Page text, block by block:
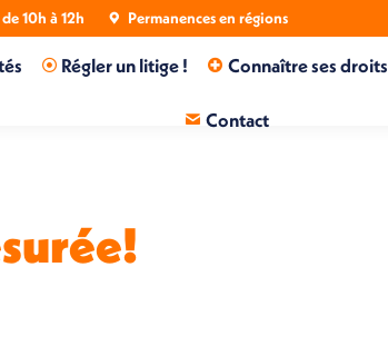
10h à 12h Permanences en régions
Régler un litige ! Connaître ses droits
Contact